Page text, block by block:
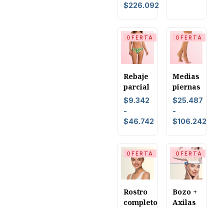
$226.092
OFERTA
Rebaje
parcial
$9.342
-
$46.742
OFERTA
Medias
piernas
$25.487
-
$106.242
OFERTA
Rostro
completo
OFERTA
Bozo +
Axilas